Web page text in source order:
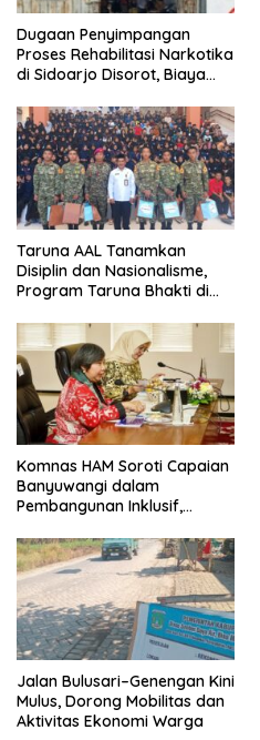
Dugaan Penyimpangan
Proses Rehabilitasi Narkotika
di Sidoarjo Disorot, Biaya
Rekening Pribadi
Taruna AAL Tanamkan
Disiplin dan Nasionalisme,
Program Taruna Bhakti di
Komnas HAM Soroti Capaian
Banyuwangi dalam
Pembangunan Inklusif,
Nasional
Jalan Bulusari–Genengan Kini
Mulus, Dorong Mobilitas dan
Aktivitas Ekonomi Warga